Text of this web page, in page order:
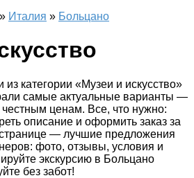
» Италия » Больцано
из категории «Музеи и искусство»
самые актуальные варианты —
ценам. Все, что нужно:
описание и оформить заказ за
— лучшие предложения
фото, отзывы, условия и
экскурсию в Больцано
без забот!